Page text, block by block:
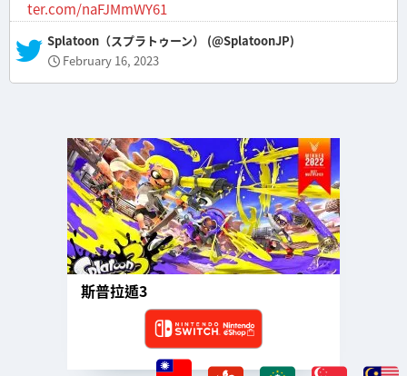
ter.com/naFJMmWY61
— Splatoon（スプラトゥーン） (@SplatoonJP)
February 16, 2023
斯普拉遁3